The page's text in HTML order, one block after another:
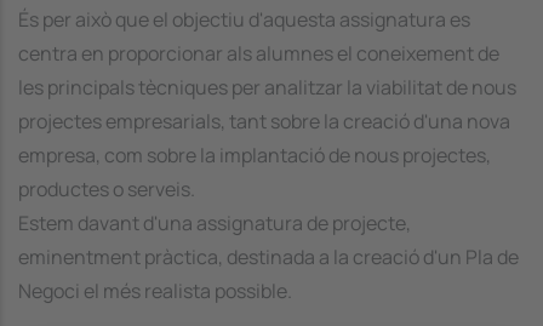
És per això que el objectiu d'aquesta assignatura es
centra en proporcionar als alumnes el coneixement de
les principals tècniques per analitzar la viabilitat de nous
projectes empresarials, tant sobre la creació d'una nova
empresa, com sobre la implantació de nous projectes,
productes o serveis.
Estem davant d'una assignatura de projecte,
eminentment pràctica, destinada a la creació d'un Pla de
Negoci el més realista possible.